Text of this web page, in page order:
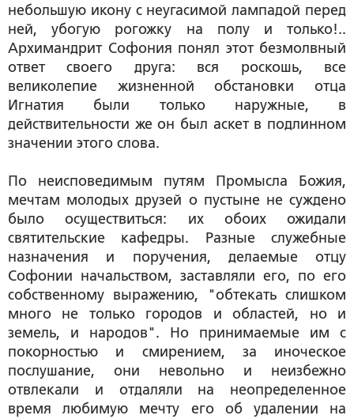
небольшую икону с неугасимой лампадой перед
ней, убогую рогожку на полу и только!..
Архимандрит Софония понял этот безмолвный
ответ своего друга: вся роскошь, все
великолепие жизненной обстановки отца
Игнатия были только наружные, в
действительности же он был аскет в подлинном
значении этого слова.
По неисповедимым путям Промысла Божия,
мечтам молодых друзей о пустыне не суждено
было осуществиться: их обоих ожидали
святительские кафедры. Разные служебные
назначения и поручения, делаемые отцу
Софонии начальством, заставляли его, по его
собственному выражению, "обтекать слишком
много не только городов и областей, но и
земель, и народов". Но принимаемые им с
покорностью и смирением, за иноческое
послушание, они невольно и неизбежно
отвлекали и отдаляли на неопределенное
время любимую мечту его об удалении на